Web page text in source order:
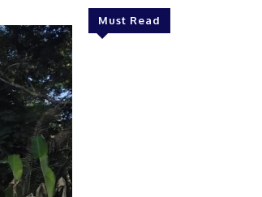
Must Read